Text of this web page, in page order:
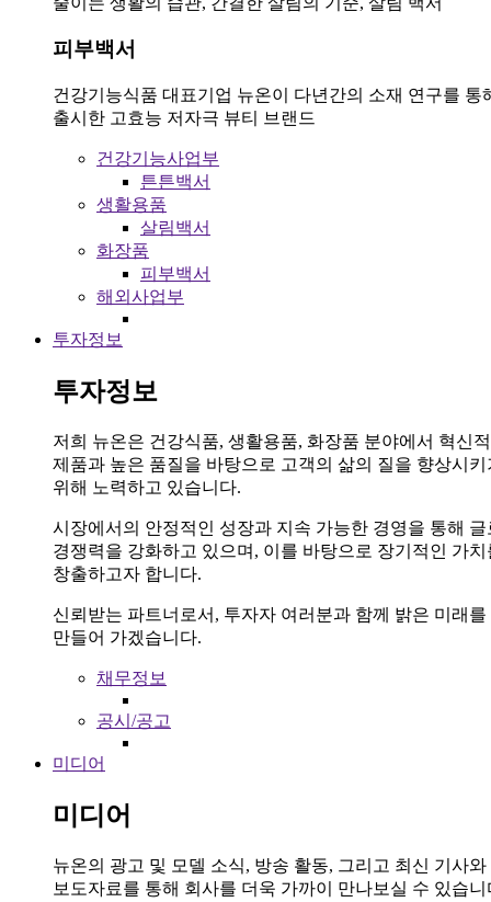
피부백서
건강기능식품 대표기업 뉴온이 다년간의 소재 연구를 통
출시한 고효능 저자극 뷰티 브랜드
건강기능사업부
튼튼백서
생활용품
살림백서
화장품
피부백서
해외사업부
투자정보
투자정보
저희 뉴온은 건강식품, 생활용품, 화장품 분야에서 혁신
제품과 높은 품질을 바탕으로 고객의 삶의 질을 향상시키
위해 노력하고 있습니다.
시장에서의 안정적인 성장과 지속 가능한 경영을 통해 글
경쟁력을 강화하고 있으며, 이를 바탕으로 장기적인 가치
창출하고자 합니다.
신뢰받는 파트너로서, 투자자 여러분과 함께 밝은 미래를
만들어 가겠습니다.
채무정보
공시/공고
미디어
미디어
뉴온의 광고 및 모델 소식, 방송 활동, 그리고 최신 기사와
보도자료를 통해 회사를 더욱 가까이 만나보실 수 있습니